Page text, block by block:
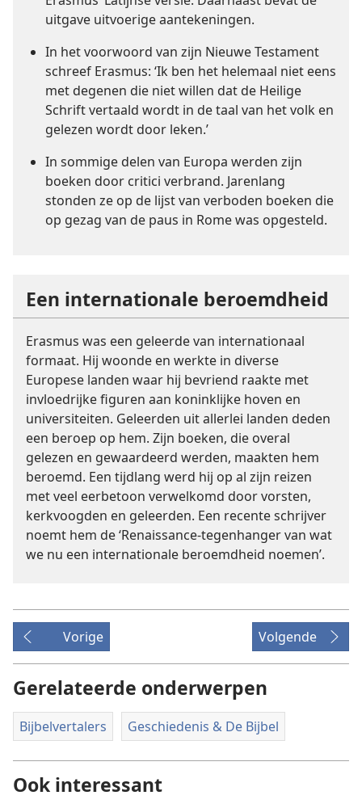
uitgave uitvoerige aantekeningen.
In het voorwoord van zijn Nieuwe Testament
schreef Erasmus: ‘Ik ben het helemaal niet eens
met degenen die niet willen dat de Heilige
Schrift vertaald wordt in de taal van het volk en
gelezen wordt door leken.’
In sommige delen van Europa werden zijn
boeken door critici verbrand. Jarenlang
stonden ze op de lijst van verboden boeken die
op gezag van de paus in Rome was opgesteld.
Een internationale beroemdheid
Erasmus was een geleerde van internationaal
formaat. Hij woonde en werkte in diverse
Europese landen waar hij bevriend raakte met
invloedrijke figuren aan koninklijke hoven en
universiteiten. Geleerden uit allerlei landen deden
een beroep op hem. Zijn boeken, die overal
gelezen en gewaardeerd werden, maakten hem
beroemd. Een tijdlang werd hij op al zijn reizen
met veel eerbetoon verwelkomd door vorsten,
kerkvoogden en geleerden. Een recente schrijver
noemt hem de ‘Renaissance-tegenhanger van wat
we nu een internationale beroemdheid noemen’.
Vorige Volgende
Gerelateerde onderwerpen
Bijbelvertalers Geschiedenis & De Bijbel
Ook interessant